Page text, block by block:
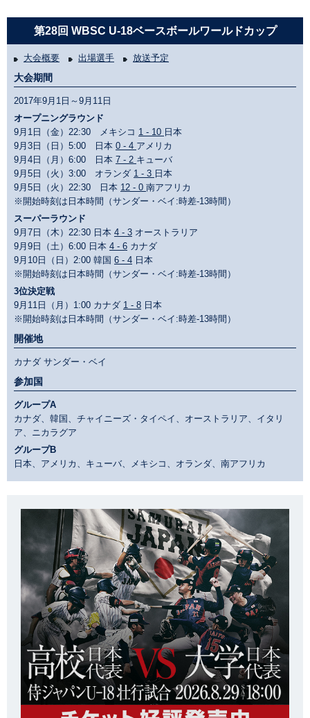
第28回 WBSC U-18ベースボールワールドカップ
大会概要 出場選手 放送予定
大会期間
2017年9月1日～9月11日
オープニングラウンド
9月1日（金）22:30 メキシコ 1 - 10 日本
9月3日（日）5:00 日本 0 - 4 アメリカ
9月4日（月）6:00 日本 7 - 2 キューバ
9月5日（火）3:00 オランダ 1 - 3 日本
9月5日（火）22:30 日本 12 - 0 南アフリカ
※開始時刻は日本時間（サンダー・ベイ:時差-13時間）
スーパーラウンド
9月7日（木）22:30 日本 4 - 3 オーストラリア
9月9日（土）6:00 日本 4 - 6 カナダ
9月10日（日）2:00 韓国 6 - 4 日本
※開始時刻は日本時間（サンダー・ベイ:時差-13時間）
3位決定戦
9月11日（月）1:00 カナダ 1 - 8 日本
※開始時刻は日本時間（サンダー・ベイ:時差-13時間）
開催地
カナダ サンダー・ベイ
参加国
グループA
カナダ、韓国、チャイニーズ・タイペイ、オーストラリア、イタリ
ア、ニカラグア
グループB
日本、アメリカ、キューバ、メキシコ、オランダ、南アフリカ